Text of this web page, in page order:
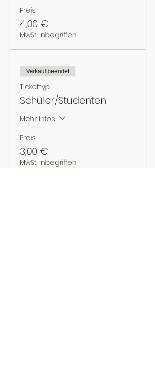
Preis
4,00 €
MwSt. inbegriffen
Verkauf beendet
Tickettyp
Schüler/Studenten
Mehr Infos
Preis
3,00 €
MwSt. inbegriffen